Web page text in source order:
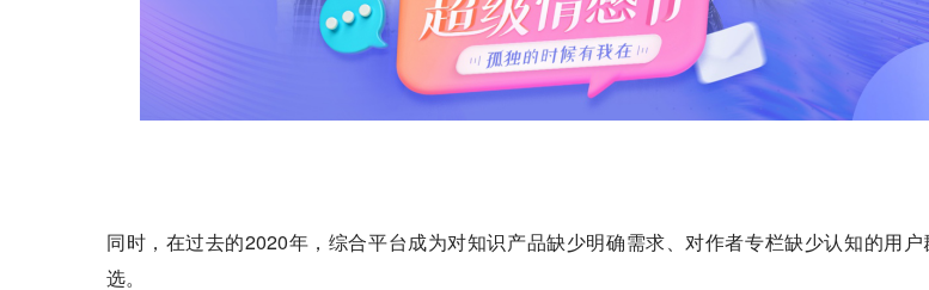
同时，在过去的2020年，综合平台成为对知识产品缺少明确需求、对作者专栏缺少认知的用
选。